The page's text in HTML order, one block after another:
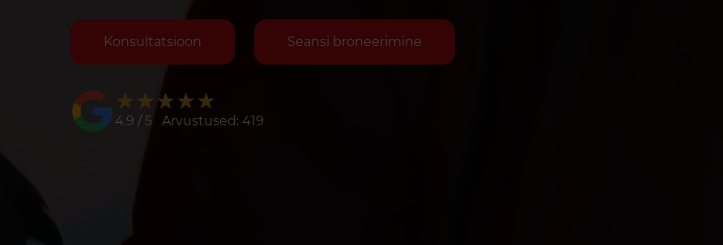
Konsultatsioon Seansi broneerimine
★★★★★
★★★★★
4.9 / 5 Arvustused: 419